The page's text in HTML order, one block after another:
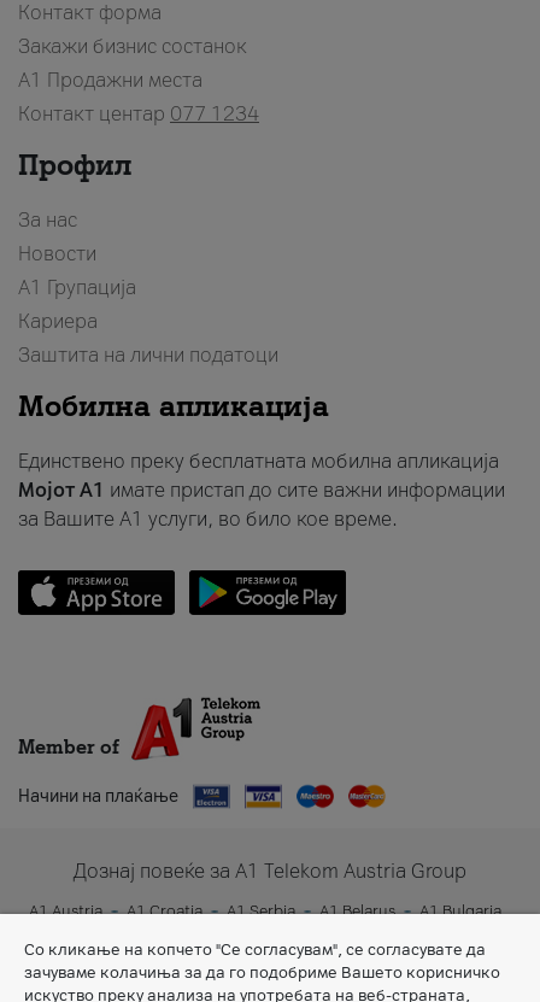
Контакт форма
Закажи бизнис состанок
A1 Продажни места
Контакт центар 077 1234
Профил
За нас
Новости
А1 Групација
Кариера
Заштита на лични податоци
Мобилна апликација
Единствено преку бесплатната мобилна апликација
Мојот A1 имате пристап до сите важни информации
за Вашите A1 услуги, во било кое време.
Member of
Начини на плаќање
Дознај повеќе за A1 Telekom Austria Group
A1 Austria A1 Croatia A1 Serbia A1 Belarus
A1 Bulgaria
Со кликање на копчето "Се согласувам", се согласувате да
зачуваме колачиња за да го подобриме Вашето корисничко
искуство преку анализа на употребата на веб-страната,